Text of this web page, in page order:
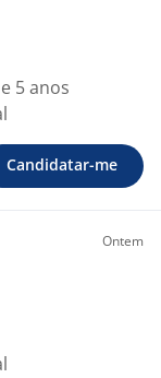
5 anos
Candidatar-me
Ontem